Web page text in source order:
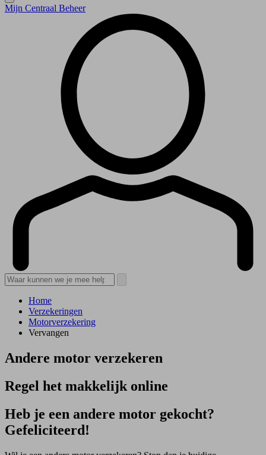
Mijn Centraal Beheer
Home
Verzekeringen
Motorverzekering
Vervangen
Andere motor verzekeren
Regel het makkelijk online
Heb je een andere motor gekocht?
Gefeliciteerd!